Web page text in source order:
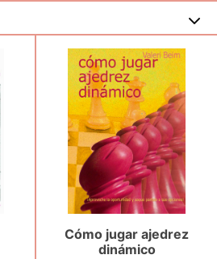
Cómo jugar ajedrez
dinámico